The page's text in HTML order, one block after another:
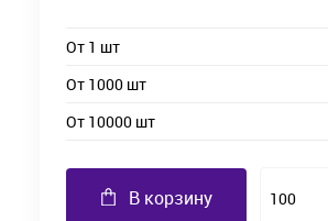
От 1 шт
От 1000 шт
От 10000 шт
В корзину